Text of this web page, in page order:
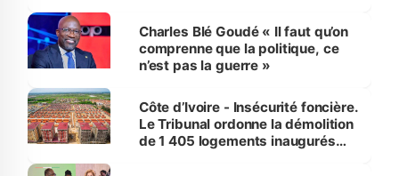
Charles Blé Goudé « Il faut qu’on
comprenne que la politique, ce
n’est pas la guerre »
Côte d’Ivoire - Insécurité foncière.
Le Tribunal ordonne la démolition
de 1 405 logements inaugurés